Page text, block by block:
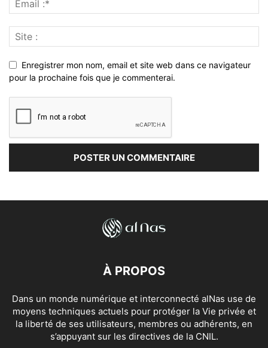
Enregistrer mon nom, email et site web dans ce navigateur
pour la prochaine fois que je commenterai.
À PROPOS
Dans un monde numérique et interconnecté alNas use de
moyens techniques actuels pour protéger la Vie privée et
la liberté de ses utilisateurs, membres ou adhérents, en
s’appuyant sur les directives de la CNIL.